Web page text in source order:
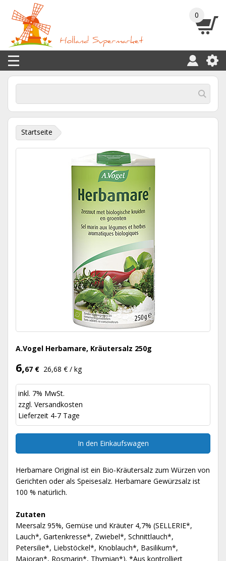
0
Startseite
A.Vogel Herbamare, Kräutersalz 250g
6,67 € 26,68 € / kg
inkl. 7% MwSt.
zzgl. Versandkosten
Lieferzeit 4-7 Tage
In den Einkaufswagen
Herbamare Original ist ein Bio-Kräutersalz zum Würzen von
Gerichten oder als Speisesalz. Herbamare Gewürzsalz ist
100 % natürlich.
Zutaten
Meersalz 95%, Gemüse und Kräuter 4,7% (SELLERIE*,
Lauch*, Gartenkresse*, Zwiebel*, Schnittlauch*,
Petersilie*, Liebstöckel*, Knoblauch*, Basilikum*,
Majoran*, Rosmarin*, Thymian*). *Aus kontrolliert